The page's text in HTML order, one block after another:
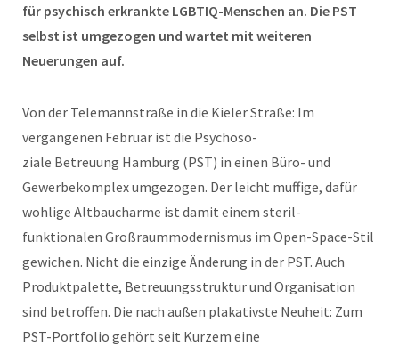
für psychisch erkrankte LGBTIQ-Menschen an. Die PST
selbst ist umgezogen und wartet mit weiteren
Neuerungen auf.
Von der Telemannstraße in die Kieler Straße: Im
vergangenen Februar ist die Psychoso-
ziale Betreuung Hamburg (PST) in einen Büro- und
Gewerbekomplex umgezogen. Der leicht muffige, dafür
wohlige Altbaucharme ist damit einem steril-
funktionalen Großraummodernismus im Open-Space-Stil
gewichen. Nicht die einzige Änderung in der PST. Auch
Produktpalette, Betreuungsstruktur und Organisation
sind betroffen. Die nach außen plakativste Neuheit: Zum
PST-Portfolio gehört seit Kurzem eine